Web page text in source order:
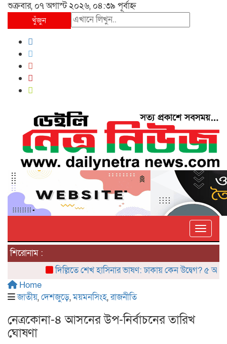
শুক্রবার, ০৭ অগাস্ট ২০২৬, ০৪:৩৯ পূর্বাহ্ন
খুঁজুন
শিরোনাম :
দিল্লিতে শেখ হাসিনার ভাষণ: ঢাকায় কেন উদ্বেগ? ৫ আগস্টের
Home
জাতীয়,দেশজুড়ে,ময়মনসিংহ,রাজনীতি
নেত্রকোনা-৪ আসনের উপ-নির্বাচনের তারিখ
ঘোষণা